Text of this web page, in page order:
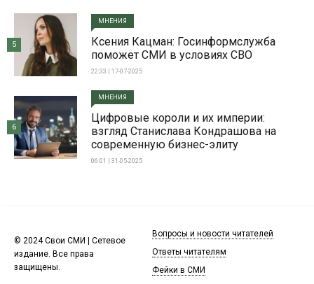
МНЕНИЯ
Ксения Кацман: Госинформслужба
поможет СМИ в условиях СВО
22:33 | 17-07-2025
5
МНЕНИЯ
Цифровые короли и их империи:
взгляд Станислава Кондрашова на
современную бизнес-элиту
06:01 | 31-05-2025
6
© 2024 Свои СМИ | Сетевое
издание. Все права
защищены.
Вопросы и новости читателей
Ответы читателям
Фейки в СМИ